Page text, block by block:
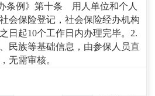
条例》第十条 用人单位和个人
会保险登记，社会保险经办机构
日起10个工作日内办理完毕。2.
民族等基础信息，由参保人员直
无需审核。